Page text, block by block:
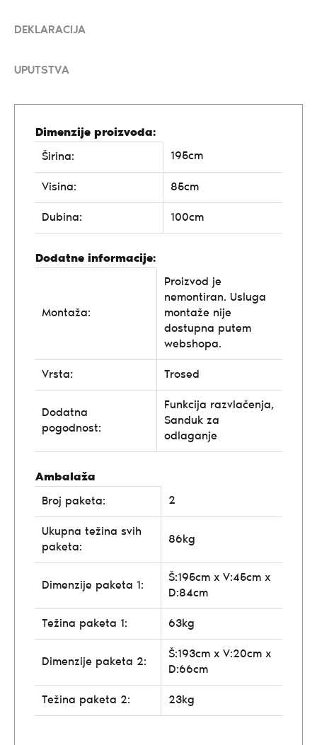
DEKLARACIJA
UPUTSTVA
Dimenzije proizvoda:
Širina:
195cm
Visina: 85cm
Dubina: 100cm
Dodatne informacije:
Montaža:
Proizvod je
nemontiran. Usluga
montaže nije
dostupna putem
webshopa.
Vrsta: Trosed
Dodatna
pogodnost:
Funkcija razvlačenja,
Sanduk za
odlaganje
Ambalaža
Broj paketa:
2
Ukupna težina svih
paketa:
86kg
Dimenzije paketa 1:
Š:195cm x V:45cm x
D:84cm
Težina paketa 1: 63kg
Dimenzije paketa 2:
Š:193cm x V:20cm x
D:66cm
Težina paketa 2: 23kg